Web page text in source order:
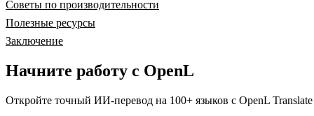
Советы по производительности
Полезные ресурсы
Заключение
Начните работу с OpenL
Откройте точный ИИ-перевод на 100+ языков с OpenL Translate